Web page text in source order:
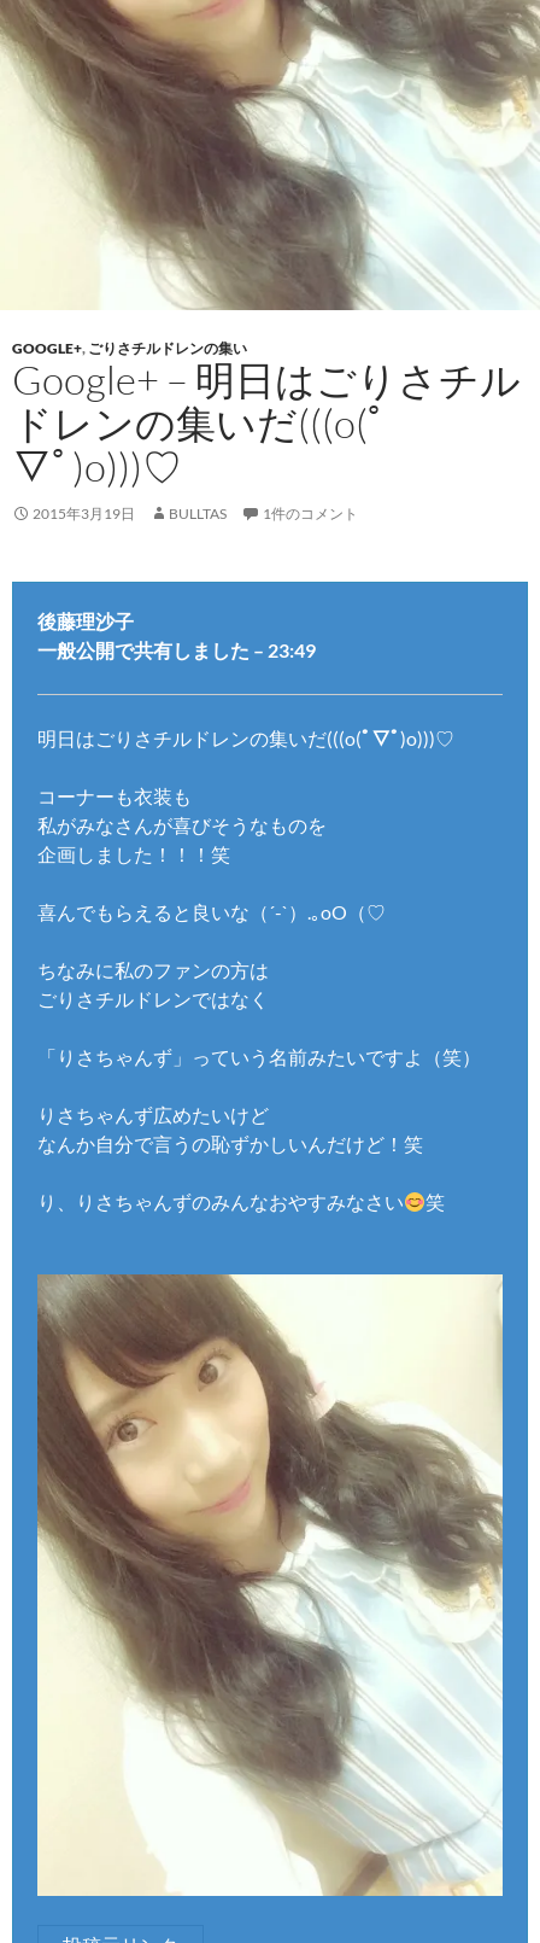
GOOGLE+, ごりさチルドレンの集い
Google+ – 明日はごりさチル
ドレンの集いだ(((o(ﾟ
▽ﾟ)o)))♡
2015年3月19日 BULLTAS 1件のコメント
後藤理沙子
一般公開で共有しました – 23:49
明日はごりさチルドレンの集いだ(((o(ﾟ▽ﾟ)o)))♡
コーナーも衣装も
私がみなさんが喜びそうなものを
企画しました！！！笑
喜んでもらえると良いな（´-`）.｡oO（♡
ちなみに私のファンの方は
ごりさチルドレンではなく
「りさちゃんず」っていう名前みたいですよ（笑）
りさちゃんず広めたいけど
なんか自分で言うの恥ずかしいんだけど！笑
り、りさちゃんずのみんなおやすみなさい 笑